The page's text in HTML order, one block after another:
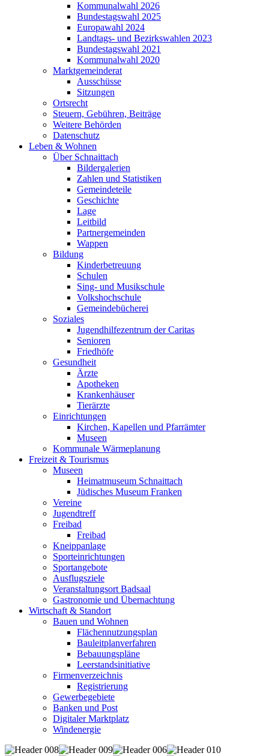
Kommunalwahl 2026
Bundestagswahl 2025
Europawahl 2024
Landtags- und Bezirkswahlen 2023
Bundestagswahl 2021
Kommunalwahl 2020
Marktgemeinderat
Ausschüsse
Sitzungen
Ortsrecht
Steuern, Gebühren, Beiträge
Weitere Behörden
Datenschutz
Leben & Wohnen
Über Schnaittach
Bildergalerien
Zahlen und Statistiken
Gemeindeteile
Geschichte
Lage
Leitbild
Partnergemeinden
Wappen
Bildung
Kinderbetreuung
Schulen
Sing- und Musikschule
Volkshochschule
Gemeindebücherei
Soziales
Jugendhilfezentrum der Caritas
Senioren
Friedhöfe
Gesundheit
Ärzte
Apotheken
Krankenhäuser
Tierärzte
Einrichtungen
Kirchen, Kapellen und Pfarrämter
Museen
Kommunale Wärmeplanung
Freizeit & Tourismus
Museen
Heimatmuseum Schnaittach
Jüdisches Museum Franken
Vereine
Jugendtreff
Freibad
Freibad
Kneippanlage
Sporteinrichtungen
Sportangebote
Ausflugsziele
Veranstaltungsort Badsaal
Gastronomie und Übernachtung
Wirtschaft & Standort
Bauen und Wohnen
Flächennutzungsplan
Bauleitplanverfahren
Bebauungspläne
Leerstandsinitiative
Firmenverzeichnis
Registrierung
Gewerbegebiete
Banken und Post
Digitaler Marktplatz
Windenergie